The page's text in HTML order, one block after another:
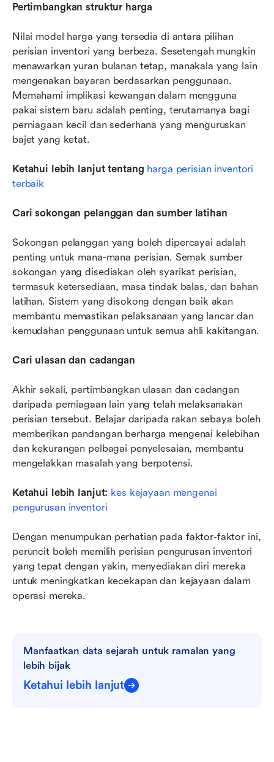
Pertimbangkan struktur harga
Nilai model harga yang tersedia di antara pilihan
perisian inventori yang berbeza. Sesetengah mungkin
menawarkan yuran bulanan tetap, manakala yang lain
mengenakan bayaran berdasarkan penggunaan.
Memahami implikasi kewangan dalam mengguna
pakai sistem baru adalah penting, terutamanya bagi
perniagaan kecil dan sederhana yang menguruskan
bajet yang ketat.
Ketahui lebih lanjut tentang harga perisian inventori
terbaik
Cari sokongan pelanggan dan sumber latihan
Sokongan pelanggan yang boleh dipercayai adalah
penting untuk mana-mana perisian. Semak sumber
sokongan yang disediakan oleh syarikat perisian,
termasuk ketersediaan, masa tindak balas, dan bahan
latihan. Sistem yang disokong dengan baik akan
membantu memastikan pelaksanaan yang lancar dan
kemudahan penggunaan untuk semua ahli kakitangan.
Cari ulasan dan cadangan
Akhir sekali, pertimbangkan ulasan dan cadangan
daripada perniagaan lain yang telah melaksanakan
perisian tersebut. Belajar daripada rakan sebaya boleh
memberikan pandangan berharga mengenai kelebihan
dan kekurangan pelbagai penyelesaian, membantu
mengelakkan masalah yang berpotensi.
Ketahui lebih lanjut: kes kejayaan mengenai
pengurusan inventori
Dengan menumpukan perhatian pada faktor-faktor ini,
peruncit boleh memilih perisian pengurusan inventori
yang tepat dengan yakin, menyediakan diri mereka
untuk meningkatkan kecekapan dan kejayaan dalam
operasi mereka.
Manfaatkan data sejarah untuk ramalan yang
lebih bijak
Ketahui lebih lanjut